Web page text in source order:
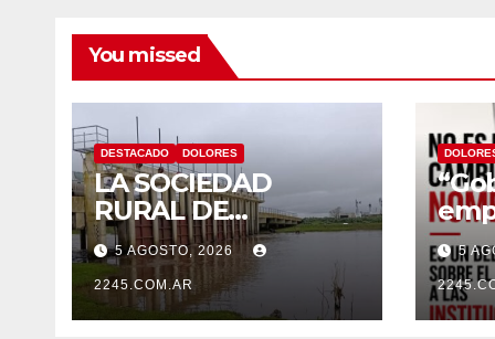
You missed
DESTACADO DOLORES
LA SOCIEDAD
RURAL DE
DOLORES DESTACÓ
LOS TRABAJOS
HIDRÁULICOS
REALIZADOS EN EL
5 AGOSTO, 2026
2245.COM.AR
de
de
el
5